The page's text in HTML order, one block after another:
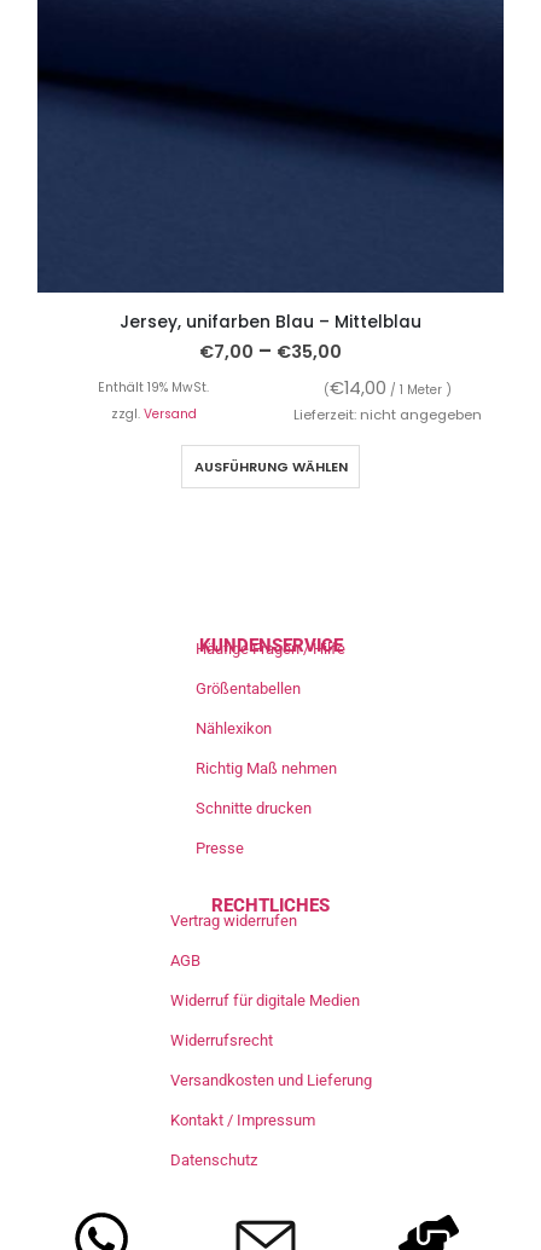
Jersey, unifarben Blau – Mittelblau
€7,00 – €35,00
Enthält 19% MwSt. (€14,00 / 1 Meter )
zzgl. Versand Lieferzeit: nicht angegeben
AUSFÜHRUNG WÄHLEN
KUNDENSERVICE
Häufige Fragen / Hilfe
Größentabellen
Nählexikon
Richtig Maß nehmen
Schnitte drucken
Presse
RECHTLICHES
Vertrag widerrufen
AGB
Widerruf für digitale Medien
Widerrufsrecht
Versandkosten und Lieferung
Kontakt / Impressum
Datenschutz